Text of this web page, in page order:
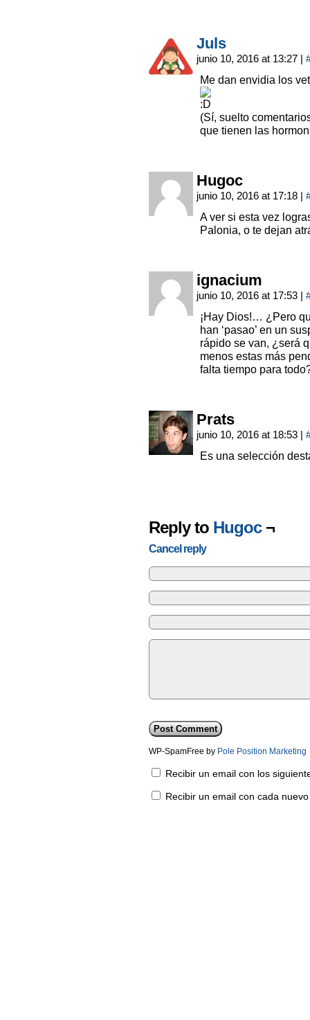
Juls
junio 10, 2016 at 13:27 |
Me dan envidia los
(Sí, suelto
que tienen las
Hugoc
junio 10, 2016 at 17:18 |
A ver si esta vez
Palonia, o te dejan
ignacium
junio 10, 2016 at 17:53 |
¡Hay Dios!… ¿Pero
han ‘pasao’ en un
rápido se van, ¿será
menos estas más
falta tiempo para
Prats
junio 10, 2016 at 18:53 |
Es una selección
Reply to Hugoc¬
Cancel reply
WP-SpamFree by Pole Position Marketing
Recibir un email con los
Recibir un email con cada